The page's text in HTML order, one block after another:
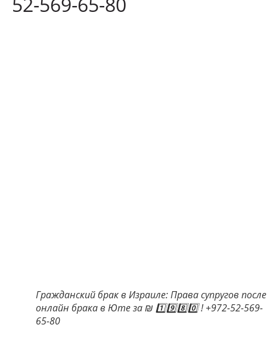
Гражданский брак в Израиле: Права супругов после
онлайн брака в Юте за ₪ 1️⃣9️⃣8️⃣0️⃣ ! +972-52-569-
65-80